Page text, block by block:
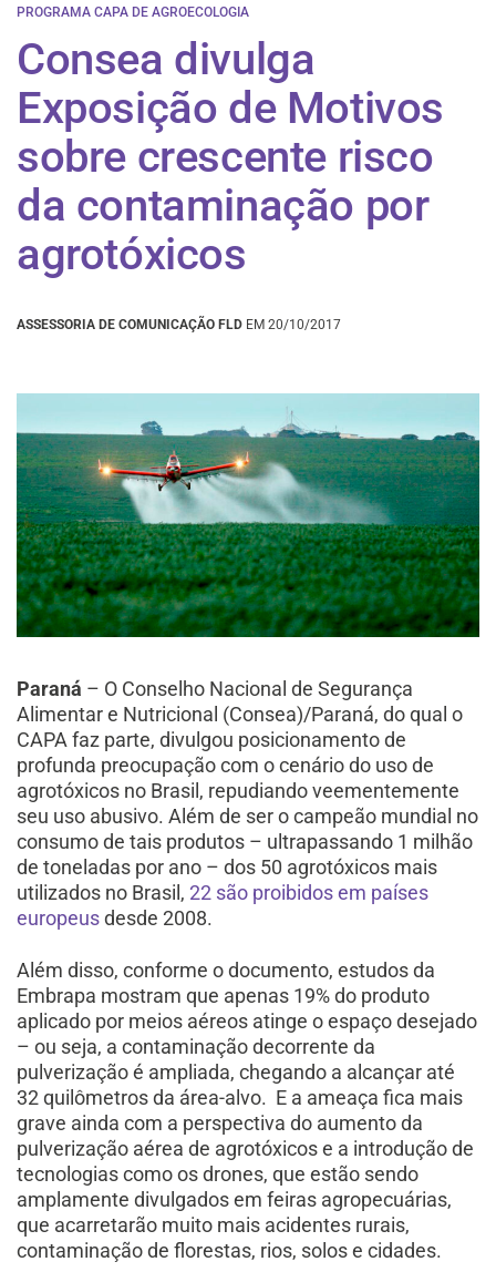
PROGRAMA CAPA DE AGROECOLOGIA
Consea divulga
Exposição de Motivos
sobre crescente risco
da contaminação por
agrotóxicos
ASSESSORIA DE COMUNICAÇÃO FLD EM 20/10/2017
Paraná – O Conselho Nacional de Segurança
Alimentar e Nutricional (Consea)/Paraná, do qual o
CAPA faz parte, divulgou posicionamento de
profunda preocupação com o cenário do uso de
agrotóxicos no Brasil, repudiando veementemente
seu uso abusivo. Além de ser o campeão mundial no
consumo de tais produtos – ultrapassando 1 milhão
de toneladas por ano – dos 50 agrotóxicos mais
utilizados no Brasil, 22 são proibidos em países
europeusdesde 2008.
Além disso, conforme o documento, estudos da
Embrapa mostram que apenas 19% do produto
aplicado por meios aéreos atinge o espaço desejado
– ou seja, a contaminação decorrente da
pulverização é ampliada, chegando a alcançar até
32 quilômetros da área-alvo. E a ameaça fica mais
grave ainda com a perspectiva do aumento da
pulverização aérea de agrotóxicos e a introdução de
tecnologias como os drones, que estão sendo
amplamente divulgados em feiras agropecuárias,
que acarretarão muito mais acidentes rurais,
contaminação de florestas, rios, solos e cidades.